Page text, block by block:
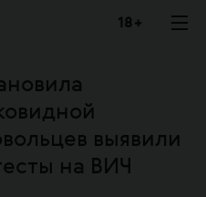
18 +
выявили
на ВИЧ